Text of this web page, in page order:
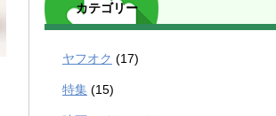
カテゴリー
ヤフオク (17)
特集 (15)